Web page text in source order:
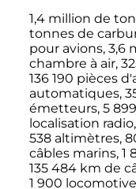
1,4 million de
tonnesde
pour avions, 3,6
chambre à air,
136 190 pièces
automatiques,
émetteurs, 5
localisation
538 altimètres,
câbles marins, 1
135 484 km de
1 900